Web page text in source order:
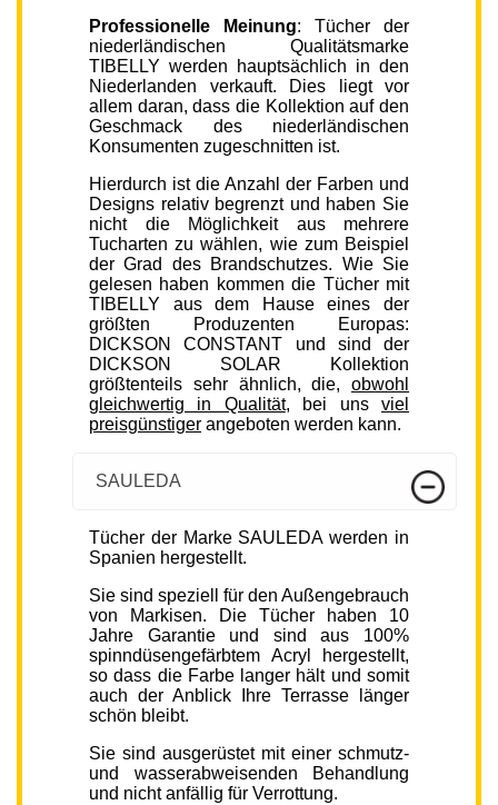
Professionelle Meinung: Tücher der
niederländischen Qualitätsmarke
TIBELLY werden hauptsächlich in den
Niederlanden verkauft. Dies liegt vor
allem daran, dass die Kollektion auf den
Geschmack des niederländischen
Konsumenten zugeschnitten ist.
Hierdurch ist die Anzahl der Farben und
Designs relativ begrenzt und haben Sie
nicht die Möglichkeit aus mehrere
Tucharten zu wählen, wie zum Beispiel
der Grad des Brandschutzes. Wie Sie
gelesen haben kommen die Tücher mit
TIBELLY aus dem Hause eines der
größten Produzenten Europas:
DICKSON CONSTANT und sind der
DICKSON SOLAR Kollektion
größtenteils sehr ähnlich, die, obwohl
gleichwertig in Qualität, bei unsviel
preisgünstiger angeboten werden kann.
SAULEDA
Tücher der Marke SAULEDA werden in
Spanien hergestellt.
Sie sind speziell für den Außengebrauch
von Markisen. Die Tücher haben 10
Jahre Garantie und sind aus 100%
spinndüsengefärbtem Acryl hergestellt,
so dass die Farbe langer hält und somit
auch der Anblick Ihre Terrasse länger
schön bleibt.
Sie sind ausgerüstet mit einer schmutz-
und wasserabweisenden Behandlung
und nicht anfällig für Verrottung.